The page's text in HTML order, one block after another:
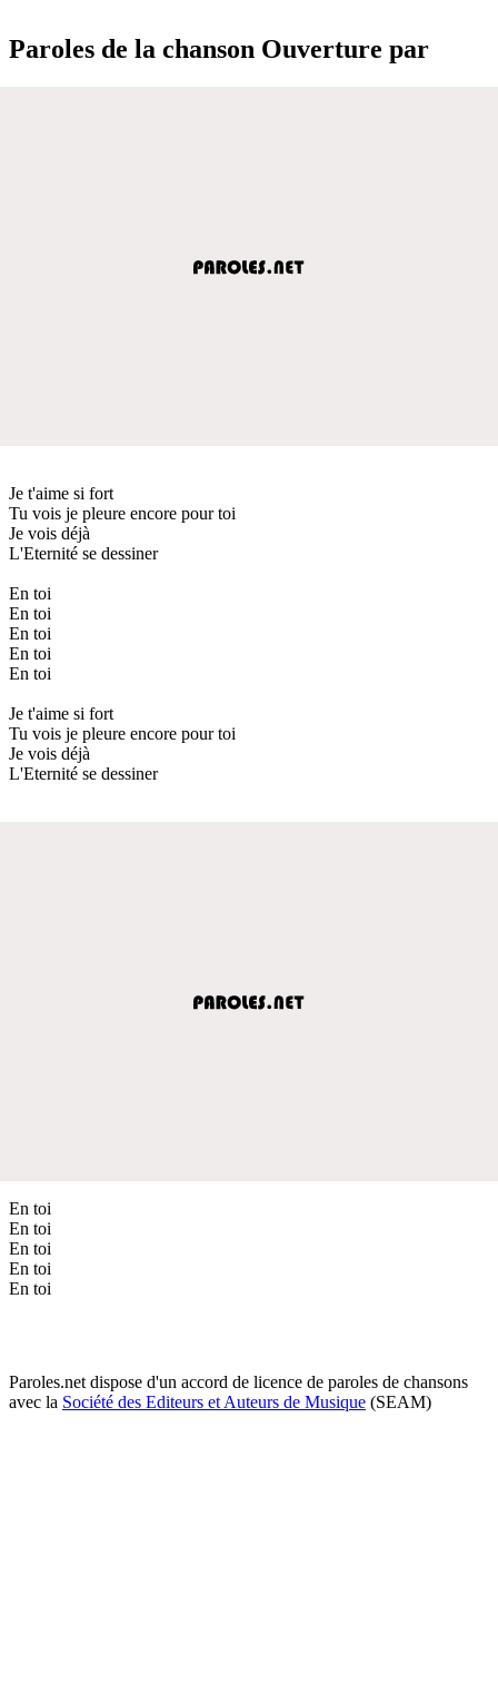
Paroles de la chanson Ouverture par
Je t'aime si fort
Tu vois je pleure encore pour toi
Je vois déjà
L'Eternité se dessiner
En toi
En toi
En toi
En toi
En toi
Je t'aime si fort
Tu vois je pleure encore pour toi
Je vois déjà
L'Eternité se dessiner
En toi
En toi
En toi
En toi
En toi
Paroles.net dispose d'un accord de licence de paroles de chansons
avec la Société des Editeurs et Auteurs de Musique (SEAM)